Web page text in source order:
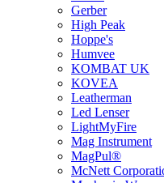
Gerber
High Peak
Hoppe's
Humvee
KOMBAT UK
KOVEA
Leatherman
Led Lenser
LightMyFire
Mag Instrument
MagPul®
McNett